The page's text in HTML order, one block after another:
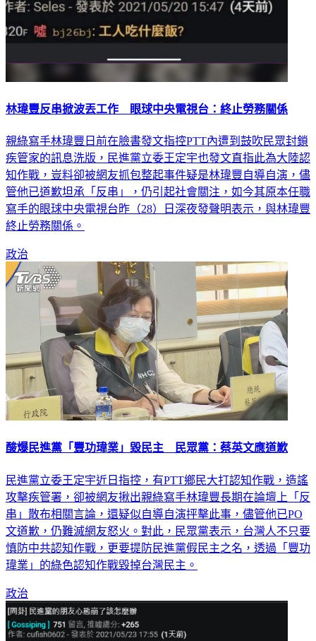
親綠寫手林瑋豐日前在臉書發文指控PTT內遭到鼓吹民眾封鎖
疾管家的訊息洗版，民進黨立委王定宇也發文直指此為大陸認
知作戰，豈料卻被網友抓包整起事件疑是林瑋豐自導自演，儘
管他已道歉坦承「反串」，仍引起社會關注，如今其原本任職
寫手的眼球中央電視台昨（28）日深夜發聲明表示，與林瑋豐
政治
民進黨立委王定宇近日指控，有PTT鄉民大打認知作戰，造謠
攻擊疾管署，卻被網友揪出親綠寫手林瑋豐長期在論壇上「反
串」散布相關言論，還疑似自導自演抨擊此事，儘管他已PO
文道歉，仍難滅網友怒火。對此，民眾黨表示，台灣人不只要
慎防中共認知作戰，更要提防民進黨假民主之名，透過「豐功
政治